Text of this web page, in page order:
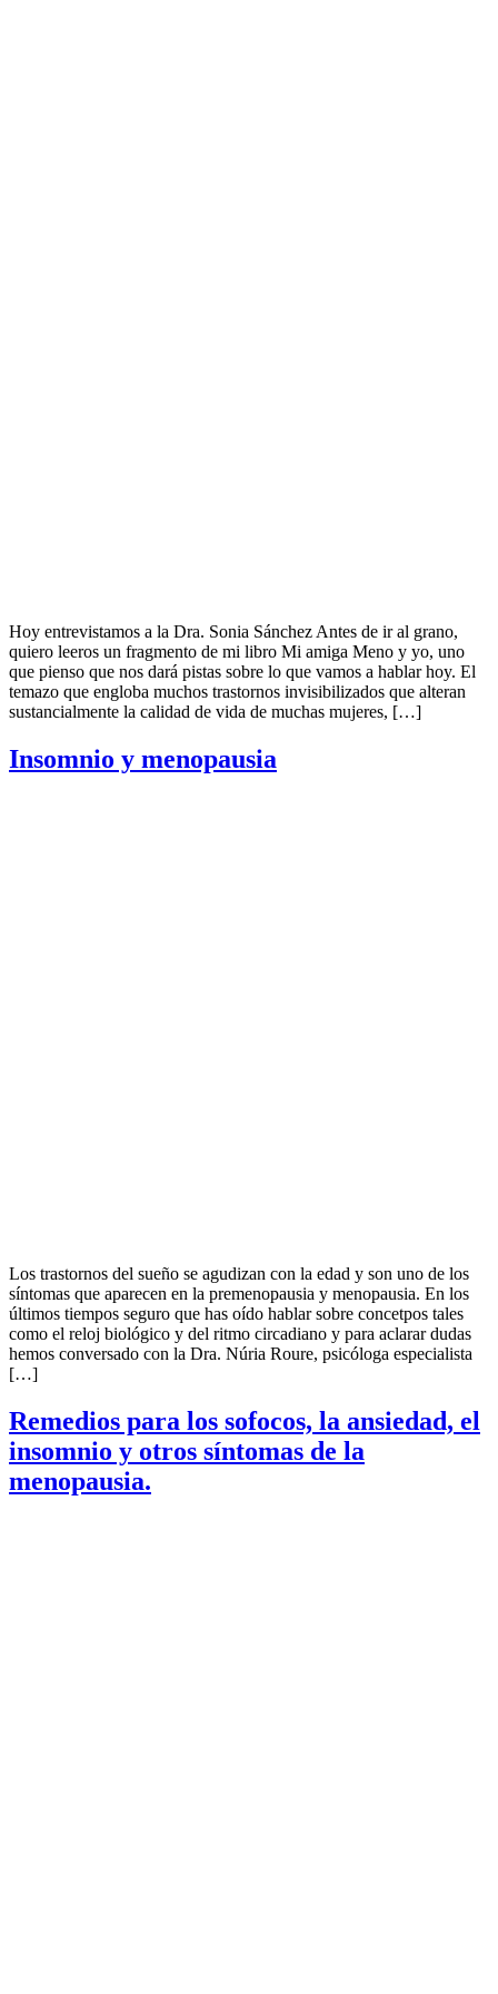
Hoy entrevistamos a la Dra. Sonia Sánchez Antes de ir al grano,
quiero leeros un fragmento de mi libro Mi amiga Meno y yo, uno
que pienso que nos dará pistas sobre lo que vamos a hablar hoy. El
temazo que engloba muchos trastornos invisibilizados que alteran
sustancialmente la calidad de vida de muchas mujeres, […]
Insomnio y menopausia
Los trastornos del sueño se agudizan con la edad y son uno de los
síntomas que aparecen en la premenopausia y menopausia. En los
últimos tiempos seguro que has oído hablar sobre concetpos tales
como el reloj biológico y del ritmo circadiano y para aclarar dudas
hemos conversado con la Dra. Núria Roure, psicóloga especialista
[…]
Remedios para los sofocos, la ansiedad, el
insomnio y otros síntomas de la
menopausia.